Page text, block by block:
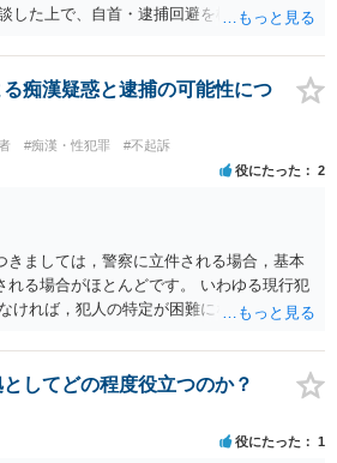
した上で、自首・逮捕回避を検討して下さ
しくはその周辺部、臀でん部又は胸部をい
されているものであり、かつ、性欲を興奮
痴漢疑惑と逮捕の可能性につ
#痴漢・性犯罪 #不起訴
役にたった 2
きましては，警察に立件される場合，基本
れる場合がほとんどです。 いわゆる現行犯
ければ，犯人の特定が困難になってしまい
行為かの判断がされる（犯人性）が必要な
臨場できる場合以外は，基本的に犯人性を
。もちろん，常習性が顕著で，既に前科を
いれば別ですが，そのような方は，この
ることはありません。心配・不安になる
してどの程度役立つのか？
役にたった 1